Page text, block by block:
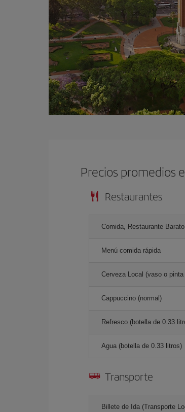
Precios promedios
Restaurantes
Comida, Restaurante Barato
Menú comida rápida
Cerveza Local (vaso o
Cappuccino (normal)
Refresco (botella de 0.33
Agua (botella de 0.33 litros)
Transporte
Billete de Ida (Transporte